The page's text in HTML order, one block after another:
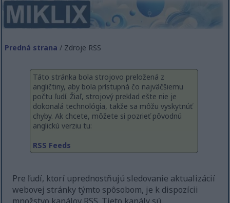
Predná strana / Zdroje RSS
Táto stránka bola strojovo preložená z
angličtiny, aby bola prístupná čo najväčšiemu
počtu ľudí. Žiaľ, strojový preklad ešte nie je
dokonalá technológia, takže sa môžu vyskytnúť
chyby. Ak chcete, môžete si pozrieť pôvodnú
anglickú verziu tu:
RSS Feeds
Pre ľudí, ktorí uprednostňujú sledovanie aktualizácií
webovej stránky týmto spôsobom, je k dispozícii
množstvo kanálov RSS. Tieto kanály sú